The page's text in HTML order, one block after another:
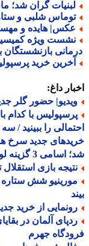
گران شد؛
شلبی و ستاره شماره 10
هایده و مهستی
بازنشستگان
خرید پرسپولیس
داغ:
حضور گلر جدید
را ببینید / سه
جدید سرخ ها /
3 گزینه لو رفت
بازی استقلال
شش ستاره
از خرید جدید
آلمان در
جهرم